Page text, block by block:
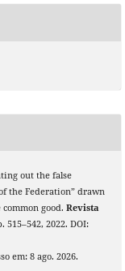
out the false
the Federation” drawn
good. Revista
515–542, 2022. DOI:
em: 8 ago. 2026.